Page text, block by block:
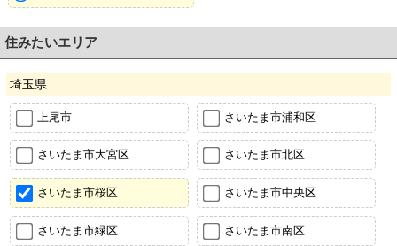
住みたいエリア
埼玉県
上尾市 さいたま市浦和区
さいたま市大宮区 さいたま市北区
さいたま市桜区 さいたま市中央区
さいたま市緑区 さいたま市南区